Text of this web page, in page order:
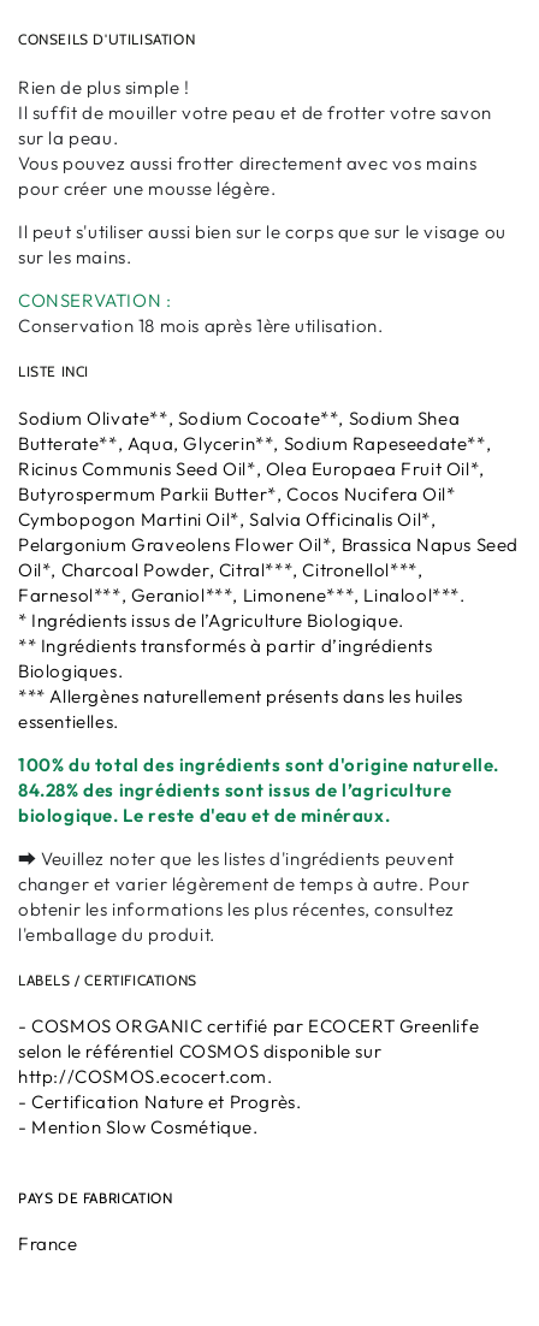
CONSEILS D'UTILISATION
Rien de plus simple !
Il suffit de mouiller votre peau et de frotter votre savon
sur la peau.
Vous pouvez aussi frotter directement avec vos mains
pour créer une mousse légère.
Il peut s'utiliser aussi bien sur le corps que sur le visage ou
sur les mains.
CONSERVATION :
Conservation 18 mois après 1ère utilisation.
LISTE INCI
Sodium Olivate**, Sodium Cocoate**, Sodium Shea
Butterate**, Aqua, Glycerin**, Sodium Rapeseedate**,
Ricinus Communis Seed Oil*, Olea Europaea Fruit Oil*,
Butyrospermum Parkii Butter*, Cocos Nucifera Oil*
Cymbopogon Martini Oil*, Salvia Officinalis Oil*,
Pelargonium Graveolens Flower Oil*, Brassica Napus Seed
Oil*, Charcoal Powder, Citral***, Citronellol***,
Farnesol***, Geraniol***, Limonene***, Linalool***.
* Ingrédients issus de l’Agriculture Biologique.
** Ingrédients transformés à partir d’ingrédients
Biologiques.
*** Allergènes naturellement présents dans les huiles
essentielles.
100% du total des ingrédients sont d'origine naturelle.
84.28% des ingrédients sont issus de l’agriculture
biologique. Le reste d'eau et de minéraux.
⮕ Veuillez noter que les listes d'ingrédients peuvent
changer et varier légèrement de temps à autre. Pour
obtenir les informations les plus récentes, consultez
l'emballage du produit.
LABELS / CERTIFICATIONS
- COSMOS ORGANIC certifié par ECOCERT Greenlife
selon le référentiel COSMOS disponible sur
http://COSMOS.ecocert.com.
- Certification Nature et Progrès.
- Mention Slow Cosmétique.
PAYS DE FABRICATION
France